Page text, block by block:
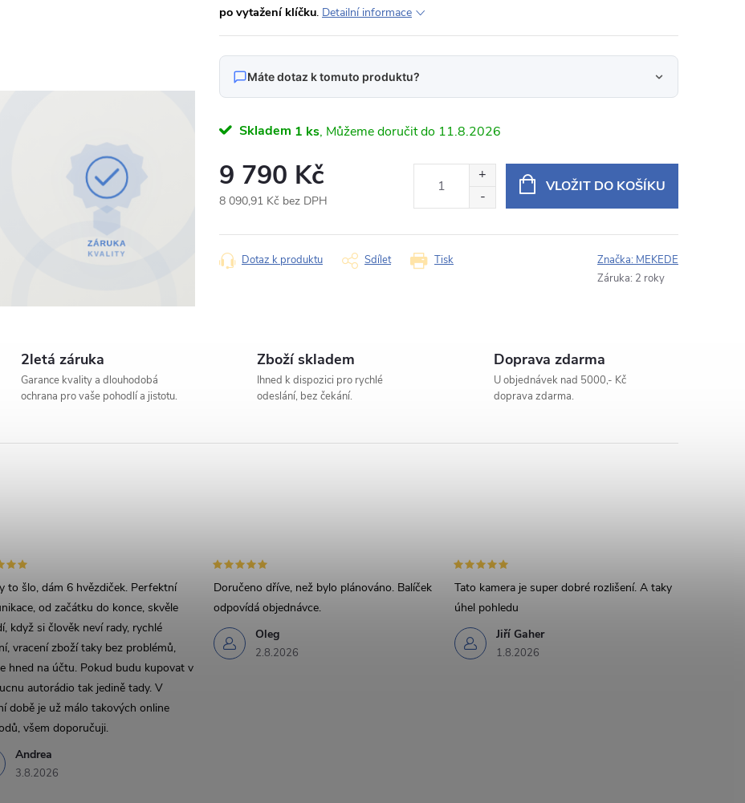
po vytažení klíčku. Detailní informace
Máte dotaz k tomuto produktu?
Napište nám svůj dotaz
Produkt: Autorádio 9" Android DUDU062 Peugeot 408 / 308 / RCZ / černý rámeček
Váš dotaz
Skladem 1 ks 11.8.2026
9 790 Kč
8 090,91 Kč bez DPH
cena:
VLOŽIT DO KOŠÍKU
Tisk
Dotaz k produktu Sdílet Značka: MEKEDE
Záruka: 2 roky
2letá záruka
Garance kvality a dlouhodobá
ochrana pro vaše pohodlí a jistotu.
Zboží skladem
Ihned k dispozici pro rychlé
odeslání, bez čekání.
Doprava zdarma
U objednávek nad 5000,- Kč
doprava zdarma.
Andrea
3.8.2026
to šlo, dám 6 hvězdiček. Perfektní
od začátku do konce, skvěle
když si člověk neví rady, rychlé
vracení zboží taky bez problémů,
hned na účtu. Pokud budu kupovat v
autorádio tak jedině tady. V
době je už málo takových online
všem doporučuji.
Oleg
2.8.2026
Doručeno dříve, než bylo plánováno. Balíček
odpovídá objednávce.
Jiří Gaher
1.8.2026
Tato kamera je super dobré rozlišení. A taky
úhel pohledu